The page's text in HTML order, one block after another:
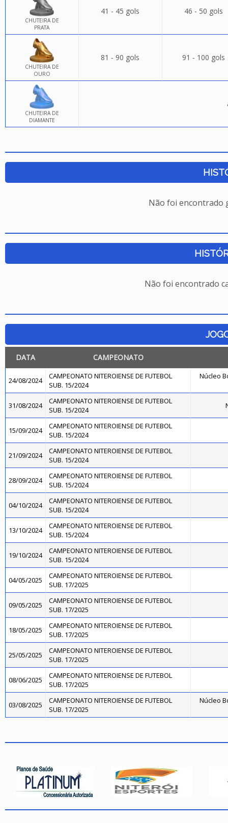
CHUTEIRA DE
PRATA
41 - 45 gols 46 - 50 gols
CHUTEIRA DE
OURO
81 - 90 gols 91 - 100 gols
CHUTEIRA DE
DIAMANTE
Não foi encontrado
Não foi encontrado
DATA CAMPEONATO
24/08/2024
CAMPEONATO NITEROIENSE DE FUTEBOL
SUB. 15/2024
Núcleo
31/08/2024
CAMPEONATO NITEROIENSE DE FUTEBOL
SUB. 15/2024
15/09/2024
CAMPEONATO NITEROIENSE DE FUTEBOL
SUB. 15/2024
21/09/2024
CAMPEONATO NITEROIENSE DE FUTEBOL
SUB. 15/2024
28/09/2024
CAMPEONATO NITEROIENSE DE FUTEBOL
SUB. 15/2024
04/10/2024
CAMPEONATO NITEROIENSE DE FUTEBOL
SUB. 15/2024
13/10/2024
CAMPEONATO NITEROIENSE DE FUTEBOL
SUB. 15/2024
19/10/2024
CAMPEONATO NITEROIENSE DE FUTEBOL
SUB. 15/2024
04/05/2025
CAMPEONATO NITEROIENSE DE FUTEBOL
SUB. 17/2025
09/05/2025
CAMPEONATO NITEROIENSE DE FUTEBOL
SUB. 17/2025
18/05/2025
CAMPEONATO NITEROIENSE DE FUTEBOL
SUB. 17/2025
25/05/2025
CAMPEONATO NITEROIENSE DE FUTEBOL
SUB. 17/2025
08/06/2025
CAMPEONATO NITEROIENSE DE FUTEBOL
SUB. 17/2025
03/08/2025
CAMPEONATO NITEROIENSE DE FUTEBOL
SUB. 17/2025
Núcleo